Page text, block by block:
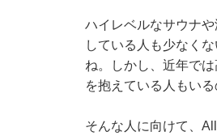
ハイレベルなサウナ
している人も少なく
ね。しかし、近年で
を抱えている人もい
そんな人に向けて、